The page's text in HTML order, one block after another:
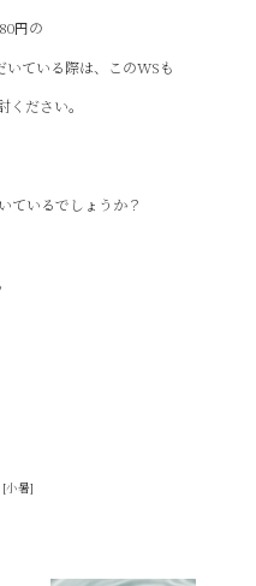
円の
ている際は、このWSも
ださい。
ているでしょうか？
小暑]